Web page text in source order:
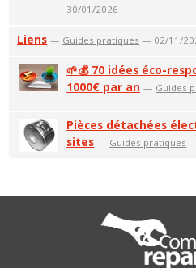
30/01/2026
Liens — Guides pratiques — 02/11/
🌱💰 70 idées éco-
1000€ par an — Guides
Pièces détachées
sites — Guides pratiques